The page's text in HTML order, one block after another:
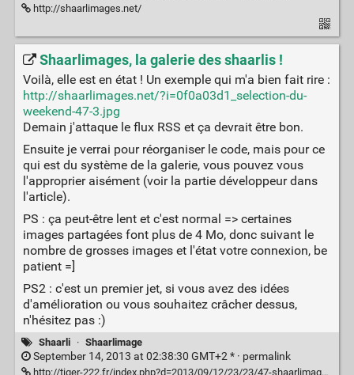
http://shaarlimages.net/
Shaarlimages, la galerie des shaarlis !
Voilà, elle est en état ! Un exemple qui m'a bien fait rire :
http://shaarlimages.net/?i=0f0a03d1_selection-du-
weekend-47-3.jpg
Demain j'attaque le flux RSS et ça devrait être bon.
Ensuite je verrai pour réorganiser le code, mais pour ce
qui est du système de la galerie, vous pouvez vous
l'approprier aisément (voir la partie développeur dans
l'article).
PS : ça peut-être lent et c'est normal => certaines
images partagées font plus de 4 Mo, donc suivant le
nombre de grosses images et l'état votre connexion, be
patient =]
PS2 : c'est un premier jet, si vous avez des idées
d'amélioration ou vous souhaitez crâcher dessus,
n'hésitez pas :)
Shaarli · Shaarlimage
September 14, 2013 at 02:38:30 GMT+2 * · permalink
http://tiger-222.fr/index.php?d=2013/09/12/23/23/47-shaarlimagesnet